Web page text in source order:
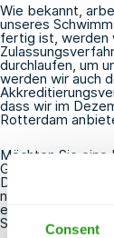
Consent
Wie bekannt,
unseres
fertig ist, werden
durchlaufen, um
werden wir auch
dass wir im
Rotterdam
Möchten Sie eine
Genehmigungen
Dordrecht
neuen
erfahren? Rufen
Sie eine E-Mail